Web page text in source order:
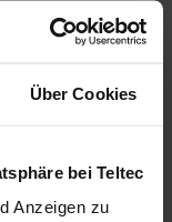
Über Cookies
bei Teltec
Anzeigen zu